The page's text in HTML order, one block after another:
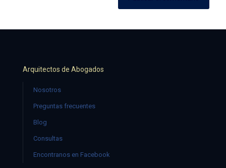
Arquitectos de Abogados
Nosotros
Preguntas frecuentes
Blog
Consultas
Encontranos en Facebook